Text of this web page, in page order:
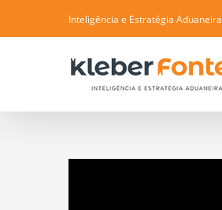
Inteligência e Estratégia Aduaneira